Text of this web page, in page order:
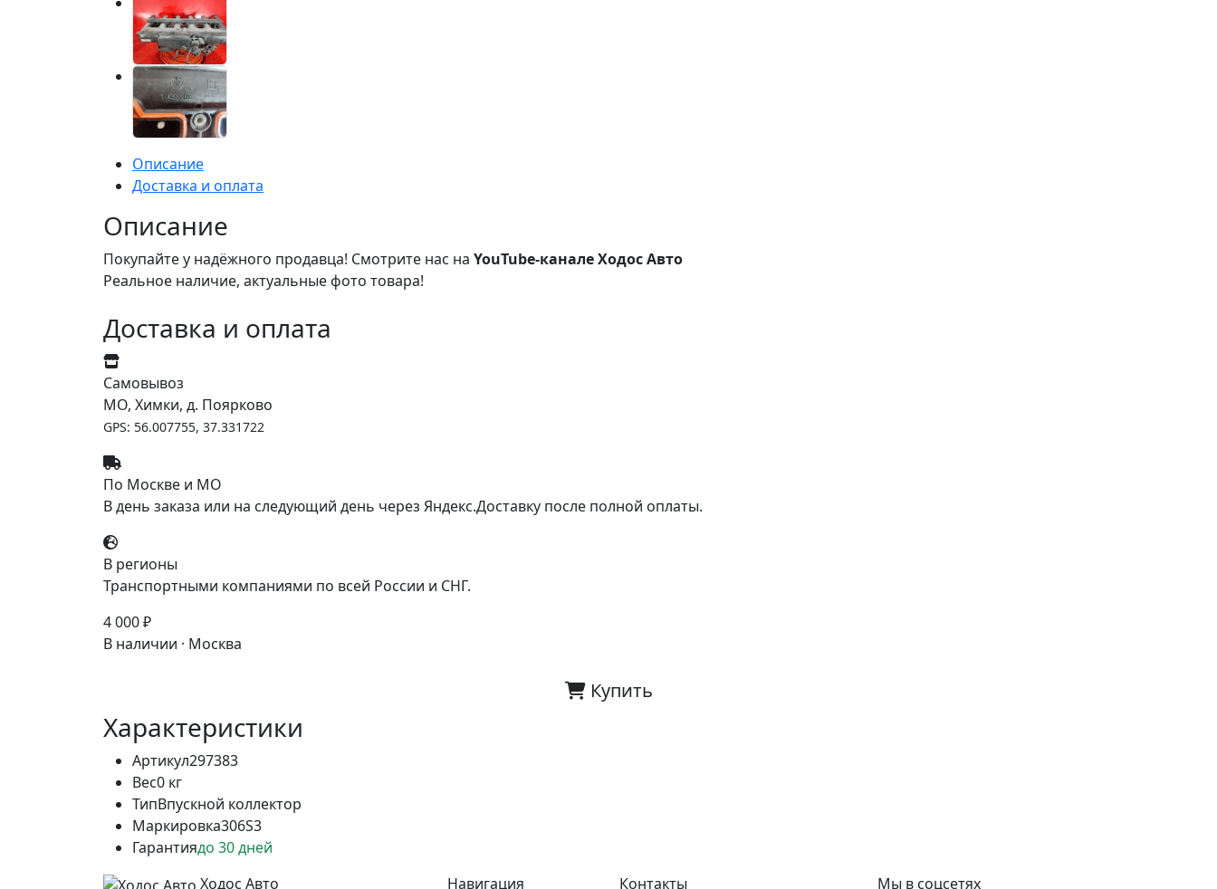
Описание
Доставка и оплата
Описание
Покупайте у надёжного продавца! Смотрите нас на YouTube-канале Ходос Авто
Реальное наличие, актуальные фото товара!
Доставка и оплата
Самовывоз
МО, Химки, д. Поярково
GPS: 56.007755, 37.331722
По Москве и МО
В день заказа или на следующий день через Яндекс.Доставку после полной оплаты.
В регионы
Транспортными компаниями по всей России и СНГ.
4 000 ₽
В наличии · Москва
Купить
Характеристики
Артикул297383
Вес0 кг
ТипВпускной коллектор
Маркировка306S3
Гарантиядо 30 дней
Ходос Авто
Навигация Контакты Мы в соцсетях